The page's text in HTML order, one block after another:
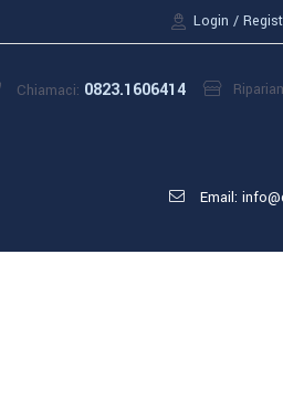
Login
Chiamaci: 0823.1606414
Email: